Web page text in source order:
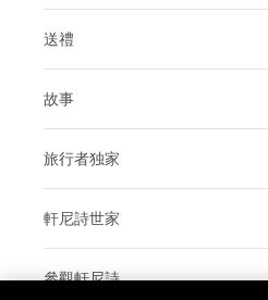
送禮
故事
旅行者独家
軒尼詩世家
參觀軒尼詩